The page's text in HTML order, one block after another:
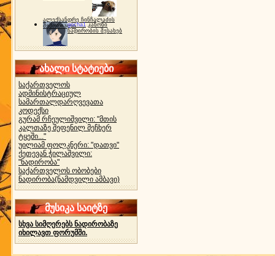
ალექსანდრე ჩინჩალაძის
მემორიალიgocha1 კანონი
ნადირობის შესახებ
ახალი სტატიები
საქართველოს
ადმინისტრაციულ
სამართალდარღვევათა
კოდექსი
გურამ რჩეულიშვილი: "მთის
კალთაზე შეფენილ მეჩხერ
ტყეში..."
უილიამ ფოლკნერი: "დათვი"
ქეთევან ჭილაშვილი:
"ნადირობა"
საქართველოს ობობები
ნადირობა(ნამდვილი ამბავი)
მუსიკა საიტზე
სხვა სიმღერებს ნადირობაზე
იხილავთ ფორუმში.